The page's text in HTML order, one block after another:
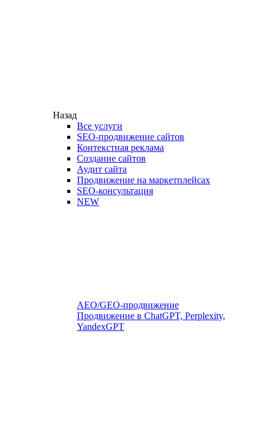
Назад
Все услуги
SEO-продвижение сайтов
Контекстная реклама
Создание сайтов
Аудит сайта
Продвижение на маркетплейсах
SEO-консультация
NEW
AEO/GEO-продвижение
Продвижение в ChatGPT, Perplexity,
YandexGPT